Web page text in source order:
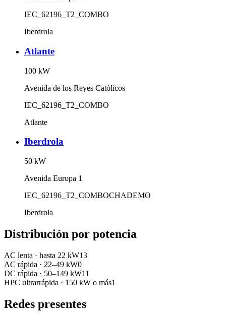
IEC_62196_T2_COMBO
Iberdrola
Atlante
100 kW
Avenida de los Reyes Católicos
IEC_62196_T2_COMBO
Atlante
Iberdrola
50 kW
Avenida Europa 1
IEC_62196_T2_COMBOCHADEMO
Iberdrola
Distribución por potencia
AC lenta · hasta 22 kW13
AC rápida · 22–49 kW0
DC rápida · 50–149 kW11
HPC ultrarrápida · 150 kW o más1
Redes presentes